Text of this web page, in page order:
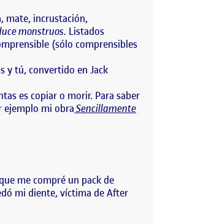
mate, incrustación,
monstruos. Listados
(sólo comprensibles
y tú, convertido en Jack
es copiar o morir. Para saber
ejemplo mi obraSencillamente
me compré un pack de
mi diente, víctima de After